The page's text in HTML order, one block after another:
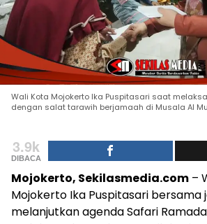
Wali Kota Mojokerto Ika Puspitasari saat
dengan salat tarawih berjamaah di Musala Al
3.9k
DIBACA
Mojokerto, Sekilasmedia.com –
Mojokerto Ika Puspitasari bersama
melanjutkan agenda Safari